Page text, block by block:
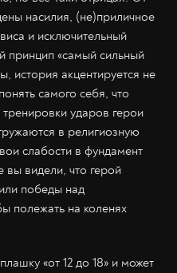
насилия, (не)приличное
и исключительный
«самый сильный
история акцентируется не
самого себя, что
ударов герои
в религиозную
слабости в фундамент
вы видели, что герой
победы над
полежать на коленях
«от 12 до 18» и может